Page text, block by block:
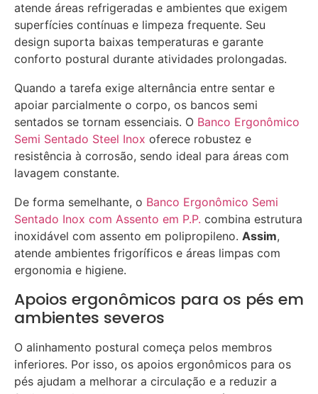
atende áreas refrigeradas e ambientes que exigem
superfícies contínuas e limpeza frequente. Seu
design suporta baixas temperaturas e garante
conforto postural durante atividades prolongadas.
Quando a tarefa exige alternância entre sentar e
apoiar parcialmente o corpo, os bancos semi
sentados se tornam essenciais. O Banco Ergonômico
Semi Sentado Steel Inox oferece robustez e
resistência à corrosão, sendo ideal para áreas com
lavagem constante.
De forma semelhante, o Banco Ergonômico Semi
Sentado Inox com Assento em P.P. combina estrutura
inoxidável com assento em polipropileno. Assim,
atende ambientes frigoríficos e áreas limpas com
ergonomia e higiene.
Apoios ergonômicos para os pés em
ambientes severos
O alinhamento postural começa pelos membros
inferiores. Por isso, os apoios ergonômicos para os
pés ajudam a melhorar a circulação e a reduzir a